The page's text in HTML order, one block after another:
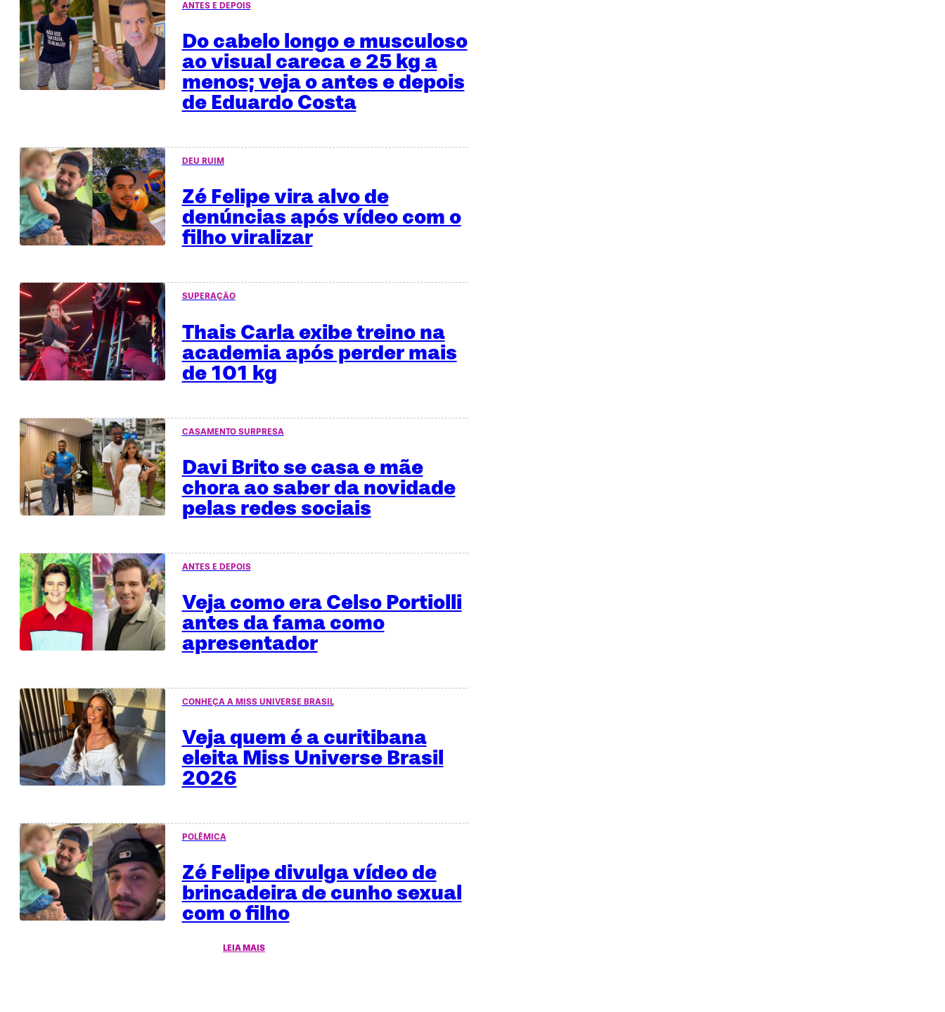
ANTES E DEPOIS
Do cabelo longo e musculoso
ao visual careca e 25 kg a
menos; veja o antes e depois
de Eduardo Costa
DEU RUIM
Zé Felipe vira alvo de
denúncias após vídeo com o
filho viralizar
SUPERAÇÃO
Thais Carla exibe treino na
academia após perder mais
de 101 kg
CASAMENTO SURPRESA
Davi Brito se casa e mãe
chora ao saber da novidade
pelas redes sociais
ANTES E DEPOIS
Veja como era Celso Portiolli
antes da fama como
apresentador
CONHEÇA A MISS UNIVERSE BRASIL
Veja quem é a curitibana
eleita Miss Universe Brasil
2026
POLÊMICA
Zé Felipe divulga vídeo de
brincadeira de cunho sexual
com o filho
LEIA MAIS